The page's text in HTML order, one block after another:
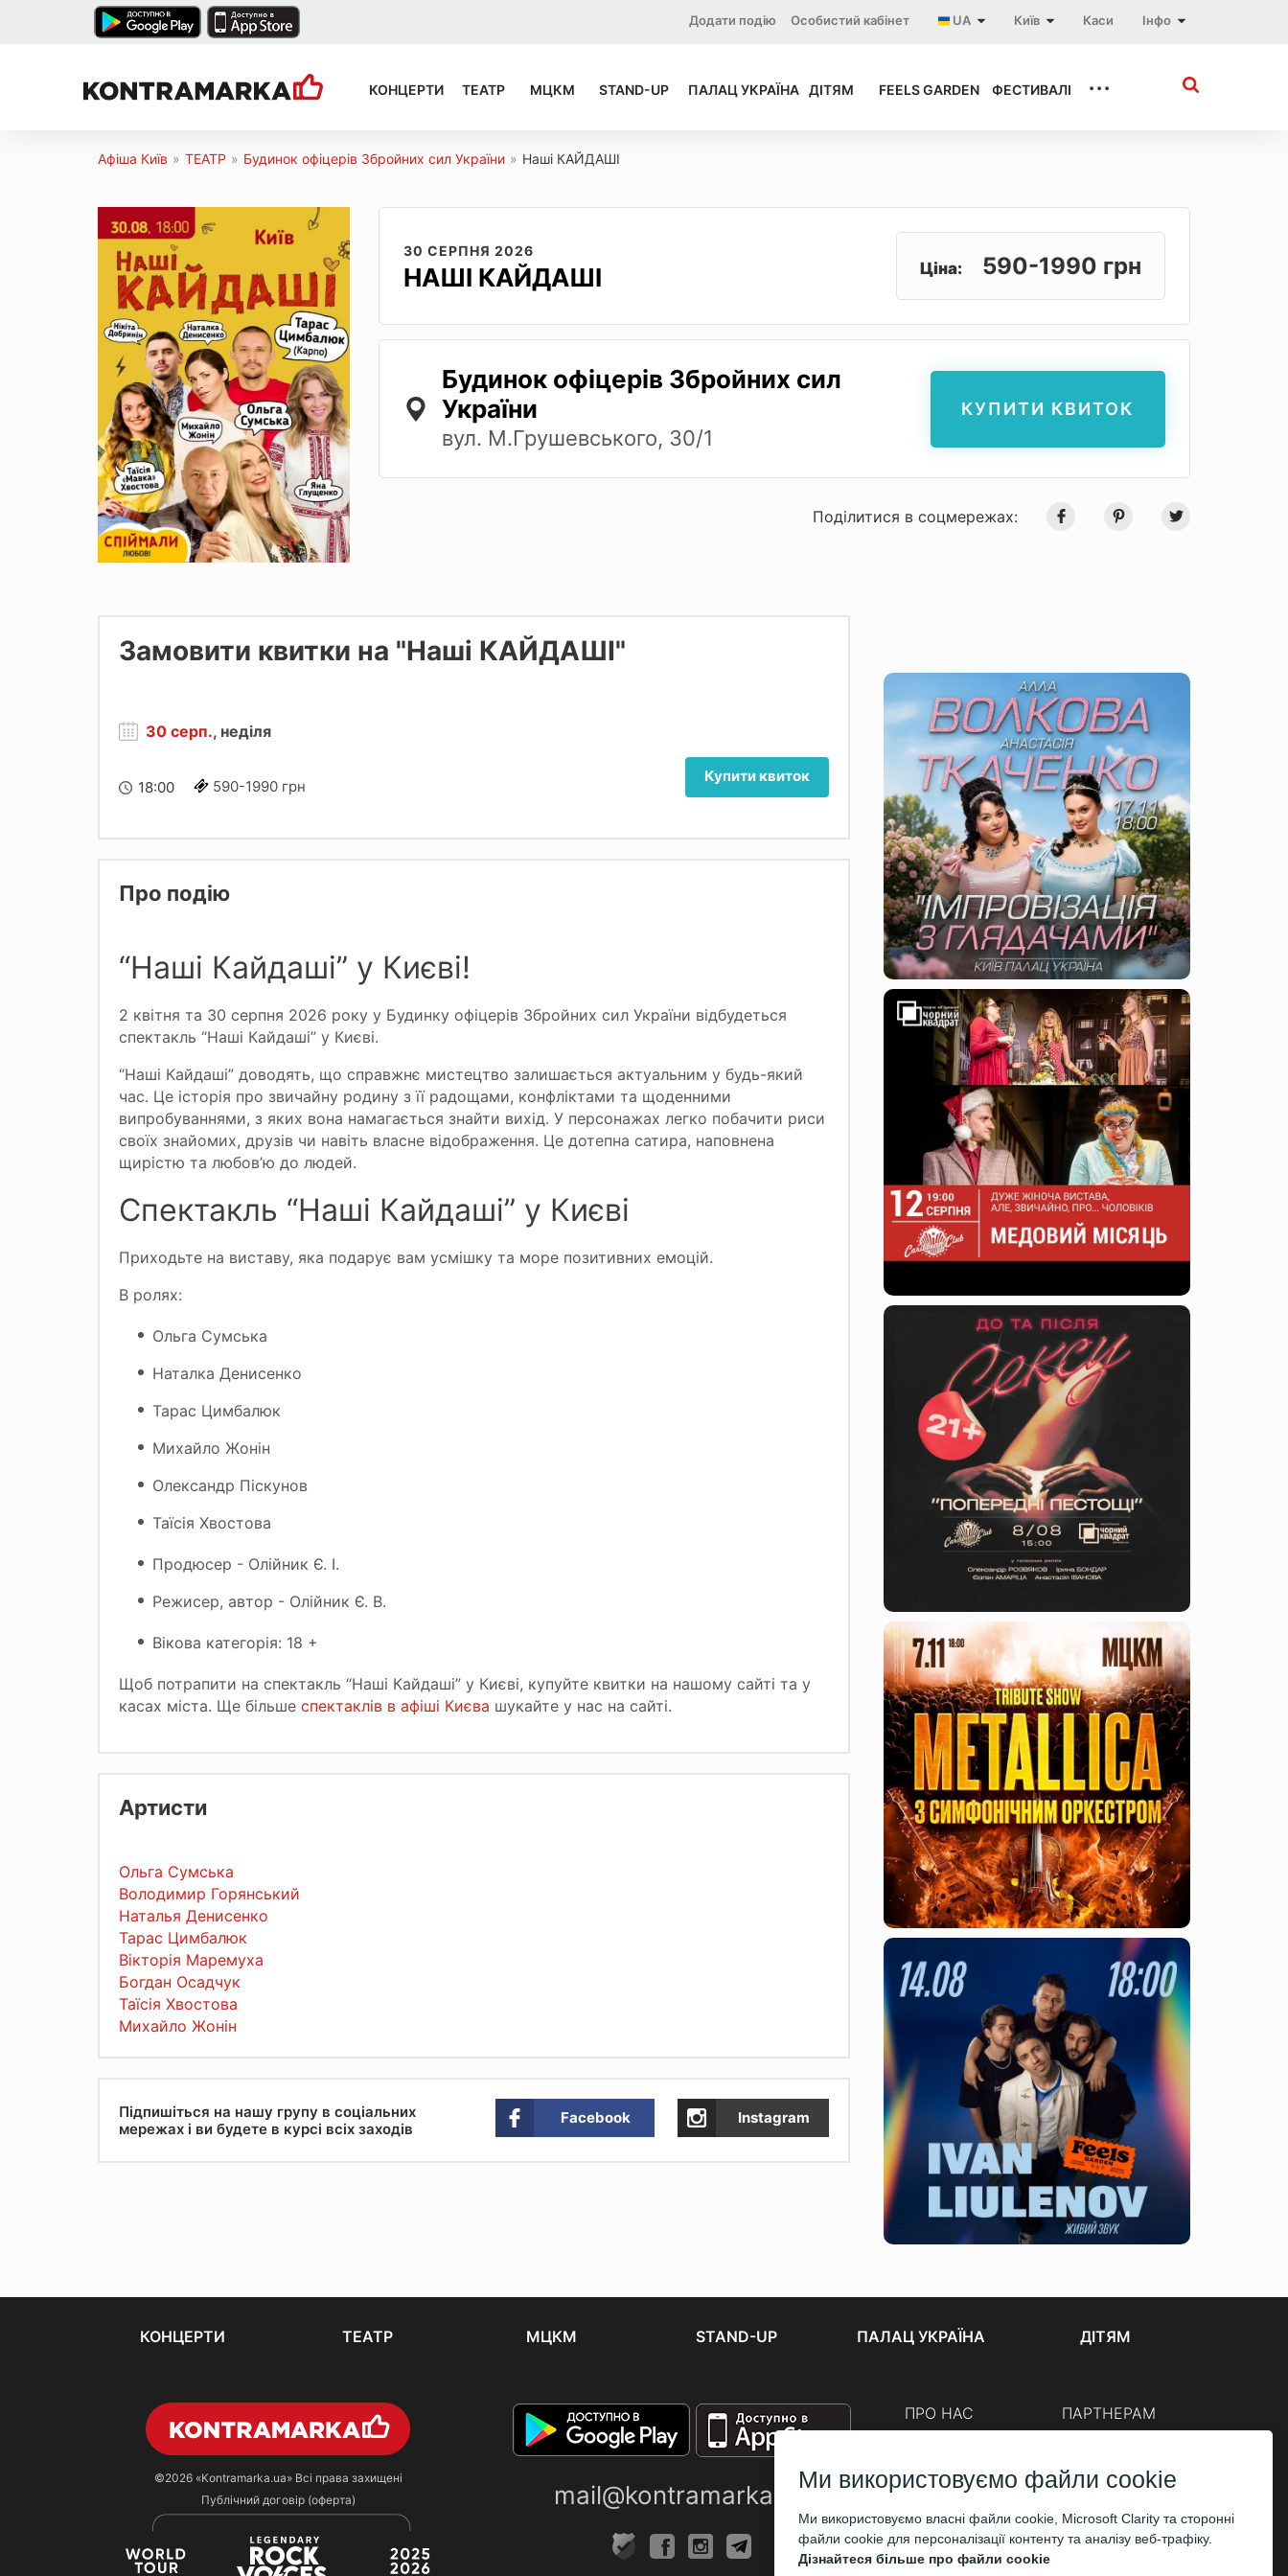
Інфо
Каси
Київ
UA
Особистий кабінет
Додати подію
КОНЦЕРТИ ТЕАТР МЦКМ STAND-UP ПАЛАЦ УКРАЇНА ДІТЯМ FEELS GARDEN ФЕСТИВАЛІ ...
Афіша Київ » ТЕАТР » Будинок офіцерів Збройних сил України » Наші КАЙДАШІ
30 СЕРПНЯ 2026
НАШІ КАЙДАШІ Ціна: 590-1990 грн
Будинок офіцерів Збройних сил
України
вул. М.Грушевського, 30/1
КУПИТИ КВИТОК
Поділитися в соцмережах:
Замовити квитки на "Наші КАЙДАШІ"
30 серп., неділя
18:00 590-1990 грн
Купити квиток
Про подію
“Наші Кайдаші” у Києві!
2 квітня та 30 серпня 2026 року у Будинку офіцерів Збройних сил України відбудеться
спектакль “Наші Кайдаші” у Києві.
“Наші Кайдаші” доводять, що справжнє мистецтво залишається актуальним у будь-який
час. Це історія про звичайну родину з її радощами, конфліктами та щоденними
випробуваннями, з яких вона намагається знайти вихід. У персонажах легко побачити риси
своїх знайомих, друзів чи навіть власне відображення. Це дотепна сатира, наповнена
щирістю та любов’ю до людей.
Спектакль “Наші Кайдаші” у Києві
Приходьте на виставу, яка подарує вам усмішку та море позитивних емоцій.
В ролях:
Ольга Сумська
Наталка Денисенко
Тарас Цимбалюк
Михайло Жонін
Олександр Піскунов
Таїсія Хвостова
Продюсер - Олійник Є. І.
Режисер, автор - Олійник Є. В.
Вікова категорія: 18 +
Щоб потрапити на спектакль “Наші Кайдаші” у Києві, купуйте квитки на нашому сайті та у
касах міста. Ще більше спектаклів в афіші Києва шукайте у нас на сайті.
Артисти
Ольга Сумська
Володимир Горянський
Наталья Денисенко
Тарас Цимбалюк
Вікторія Маремуха
Богдан Осадчук
Таїсія Хвостова
Михайло Жонін
Підпишіться на нашу групу в соціальних
мережах і ви будете в курсі всіх заходів
Facebook Instagram
КОНЦЕРТИ ТЕАТР МЦКМ STAND-UP ПАЛАЦ УКРАЇНА ДІТЯМ
©2026 «Kontramarka.ua»Всі права захищені
Публічний договір (оферта)
mail@kontramarka.ua
ПРО НАС ПАРТНЕРАМ
Корпоративним клієнтам
Ми використовуємо файли cookie
Ми використовуємо власні файли cookie, Microsoft Clarity та сторонні
файли cookie для персоналізації контенту та аналізу веб-трафіку.
Дізнайтеся більше про файли cookie